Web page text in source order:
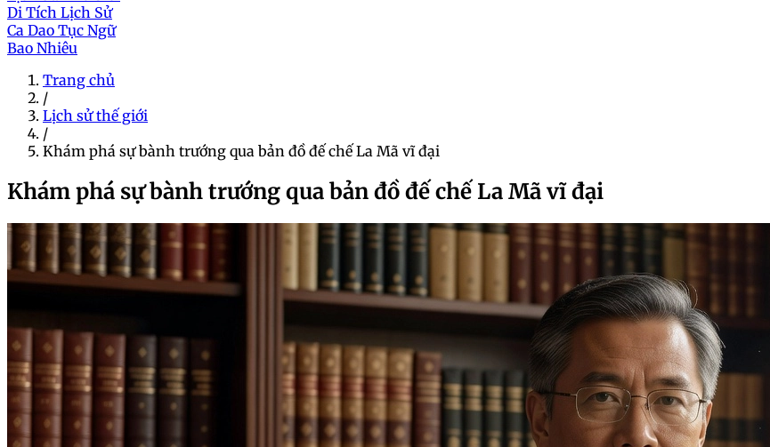
Di Tích Lịch Sử
Ca Dao Tục Ngữ
Bao Nhiêu
Trang chủ
/
Lịch sử thế giới
/
Khám phá sự bành trướng qua bản đồ đế chế La Mã vĩ đại
Khám phá sự bành trướng qua bản đồ đế chế La Mã vĩ đại